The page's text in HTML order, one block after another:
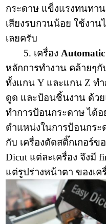
กระดาษ แข็งแรงทนทา
เสียงรบกวนน้อย ใช้งา
เลยครับ
5. เครื่องAutomatic
หลักการทำงาน คล้ายๆ
ทั้งแกน Y และแกน Z ท
ดูด และป้อนชิ้นงาน ด้ว
ทำการป้อนกระดาษ ได้
ตำแหน่งในการป้อนกระ
กับ เครื่องตัดสติ๊กเกอร์ข
Dicut แต่ละเครื่อง จึงมี
แต่รูปร่างหน้าตา ของเ